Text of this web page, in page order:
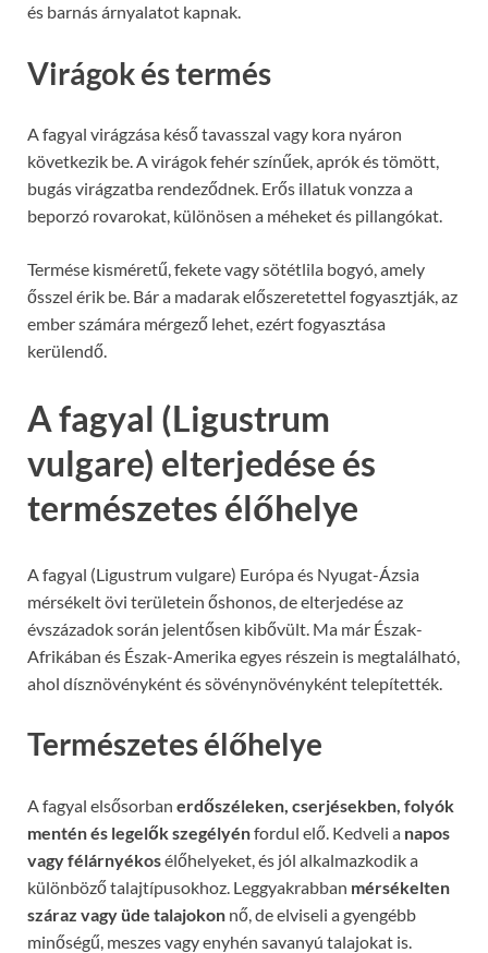
és barnás árnyalatot kapnak.
Virágok és termés
A fagyal virágzása késő tavasszal vagy kora nyáron
következik be. A virágok fehér színűek, aprók és tömött,
bugás virágzatba rendeződnek. Erős illatuk vonzza a
beporzó rovarokat, különösen a méheket és pillangókat.
Termése kisméretű, fekete vagy sötétlila bogyó, amely
ősszel érik be. Bár a madarak előszeretettel fogyasztják, az
ember számára mérgező lehet, ezért fogyasztása
kerülendő.
A fagyal (Ligustrum
vulgare) elterjedése és
természetes élőhelye
A fagyal (Ligustrum vulgare) Európa és Nyugat-Ázsia
mérsékelt övi területein őshonos, de elterjedése az
évszázadok során jelentősen kibővült. Ma már Észak-
Afrikában és Észak-Amerika egyes részein is megtalálható,
ahol dísznövényként és sövénynövényként telepítették.
Természetes élőhelye
A fagyal elsősorban erdőszéleken, cserjésekben, folyók
mentén és legelők szegélyénfordul elő. Kedveli a napos
vagy félárnyékosélőhelyeket, és jól alkalmazkodik a
különböző talajtípusokhoz. Leggyakrabban mérsékelten
száraz vagy üde talajokon nő, de elviseli a gyengébb
minőségű, meszes vagy enyhén savanyú talajokat is.